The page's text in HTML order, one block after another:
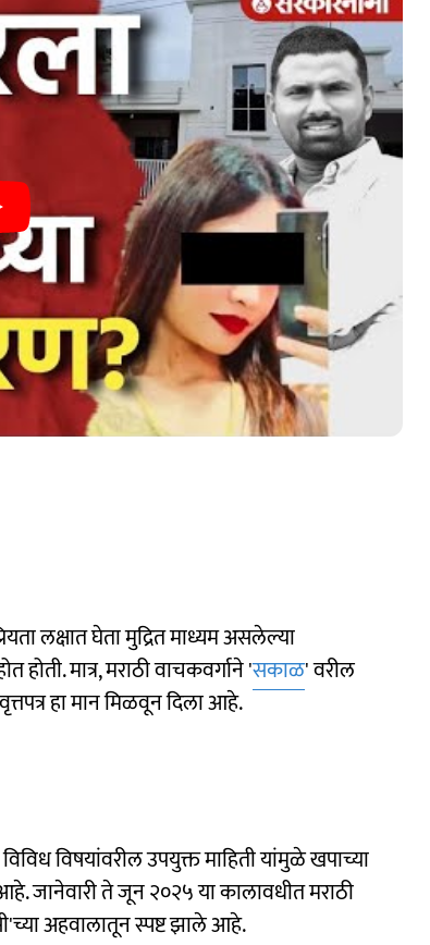
लक्षात घेता मुद्रित माध्यम असलेल्या
होती. मात्र, मराठी वाचकवर्गाने 'सकाळ' वरील
हा मान मिळवून दिला आहे.
विषयांवरील उपयुक्त माहिती यांमुळे खपाच्या
जानेवारी ते जून २०२५ या कालावधीत मराठी
अहवालातून स्पष्ट झाले आहे.